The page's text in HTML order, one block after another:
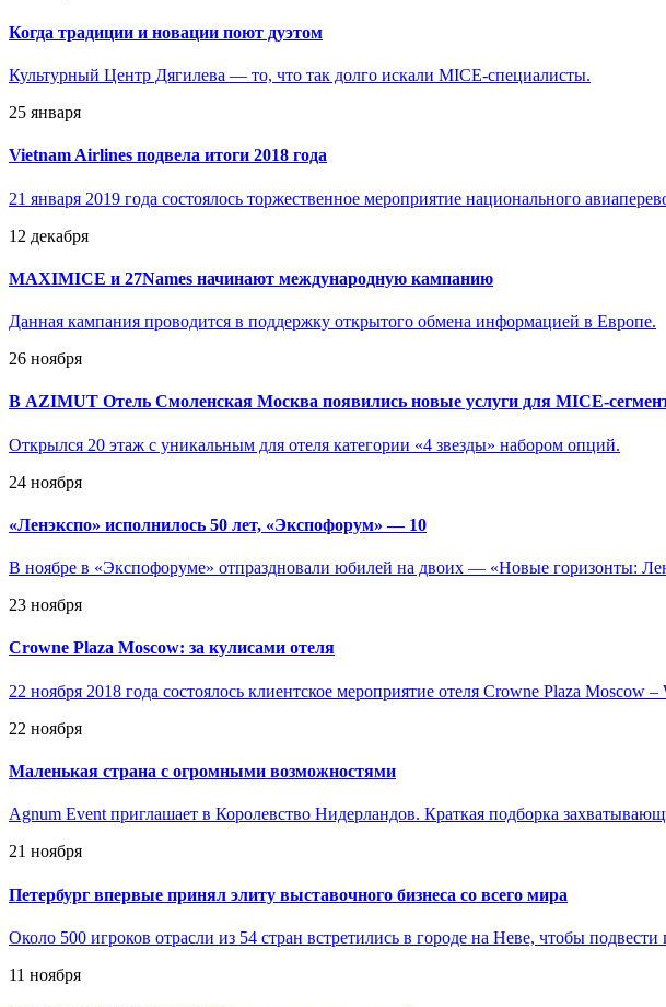
Когда традиции и новации поют дуэтом
Культурный Центр Дягилева — то, что так долго искали MICE-специалисты.
25 января
Vietnam Airlines подвела итоги 2018 года
21 января 2019 года состоялось торжественное мероприятие национального
12 декабря
MAXIMICE и 27Names начинают международную кампанию
Данная кампания проводится в поддержку открытого обмена информацией в Европе.
26 ноября
В AZIMUT Отель Смоленская Москва появились новые услуги для MICE-
Открылся 20 этаж с уникальным для отеля категории «4 звезды» набором опций.
24 ноября
«Ленэкспо» исполнилось 50 лет, «Экспофорум» — 10
В ноябре в «Экспофоруме» отпраздновали юбилей на двоих — «Новые горизонты:
23 ноября
Crowne Plaza Moscow: за кулисами отеля
22 ноября 2018 года состоялось клиентское мероприятие отеля Crowne Plaza Moscow
22 ноября
Маленькая страна с огромными возможностями
Agnum Event приглашает в Королевство Нидерландов. Краткая подборка
21 ноября
Петербург впервые принял элиту выставочного бизнеса со всего мира
Около 500 игроков отрасли из 54 стран встретились в городе на Неве, чтобы
11 ноября